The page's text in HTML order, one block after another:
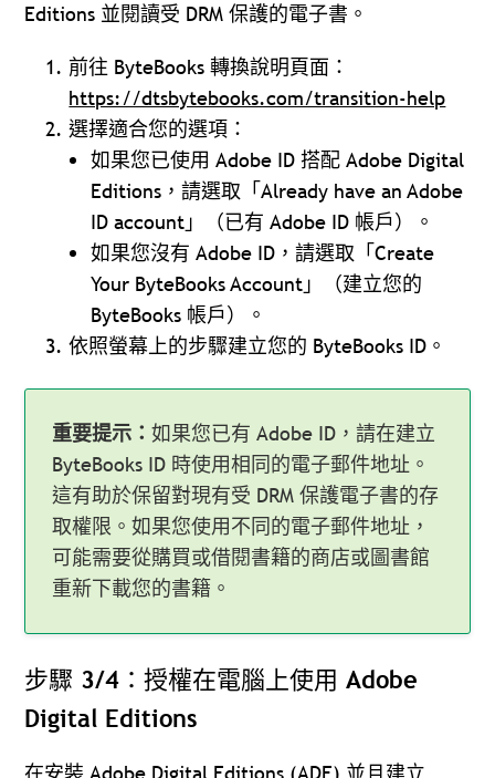
Editions 並閱讀受 DRM 保護的電子書。
前往 ByteBooks 轉換說明頁面：
https://dtsbytebooks.com/transition-help
選擇適合您的選項：
如果您已使用 Adobe ID 搭配 Adobe Digital
Editions，請選取「Already have an Adobe
ID account」（已有 Adobe ID 帳戶）。
如果您沒有 Adobe ID，請選取「Create
Your ByteBooks Account」（建立您的
ByteBooks 帳戶）。
依照螢幕上的步驟建立您的 ByteBooks ID。
重要提示：如果您已有 Adobe ID，請在建立
ByteBooks ID 時使用相同的電子郵件地址。
這有助於保留對現有受 DRM 保護電子書的存
取權限。如果您使用不同的電子郵件地址，
可能需要從購買或借閱書籍的商店或圖書館
重新下載您的書籍。
步驟 3/4：授權在電腦上使用 Adobe
Digital Editions